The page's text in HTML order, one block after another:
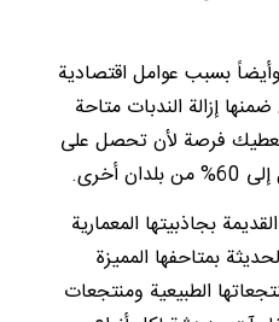
بسبب عوامل اقتصادية
إزالة الندبات متاحة
يعطيك فرصة لأن تحصل على
بجاذبيتها المعمارية
بمتاحفها المميزة
الطبيعية ومنتجعات